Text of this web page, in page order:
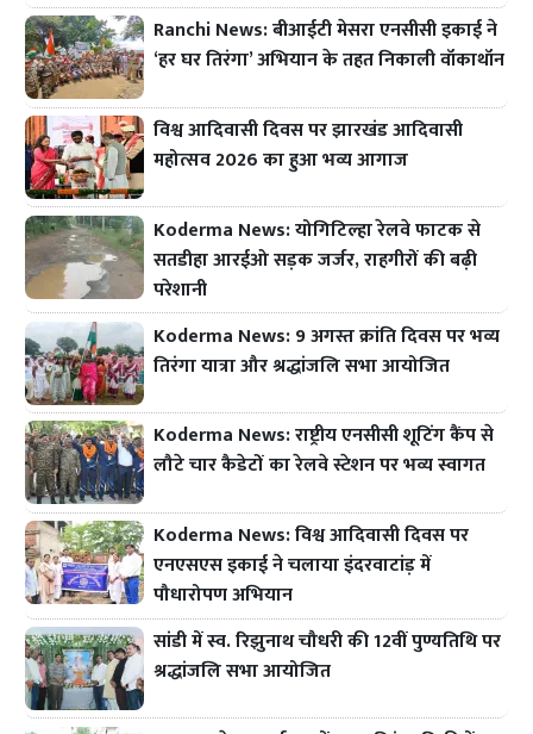
Ranchi News: बीआईटी मेसरा एनसीसी इकाई ने
‘हर घर तिरंगा’ अभियान के तहत निकाली वॉकाथॉन
विश्व आदिवासी दिवस पर झारखंड आदिवासी
महोत्सव 2026 का हुआ भव्य आगाज
Koderma News: योगिटिल्हा रेलवे फाटक से
सतडीहा आरईओ सड़क जर्जर, राहगीरों की बढ़ी
परेशानी
Koderma News: 9 अगस्त क्रांति दिवस पर भव्य
तिरंगा यात्रा और श्रद्धांजलि सभा आयोजित
Koderma News: राष्ट्रीय एनसीसी शूटिंग कैंप से
लौटे चार कैडेटों का रेलवे स्टेशन पर भव्य स्वागत
Koderma News: विश्व आदिवासी दिवस पर
एनएसएस इकाई ने चलाया इंदरवाटांड़ में
पौधारोपण अभियान
सांडी में स्व. रिझुनाथ चौधरी की 12वीं पुण्यतिथि पर
श्रद्धांजलि सभा आयोजित